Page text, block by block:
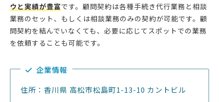
ウと実績が豊富です。顧問契約は各種手続き代行業務と相談
業務のセット、もしくは相談業務のみの契約が可能です。顧
問契約を結んでいなくても、必要に応じてスポットでの業務
を依頼することも可能です。
企業情報
住所：香川県 高松市松島町1-13-10 カントビル